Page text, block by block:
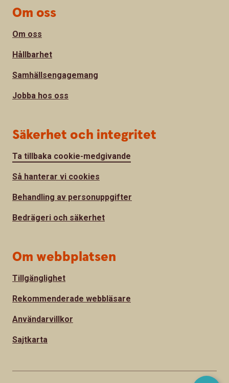
Om oss
Om oss
Hållbarhet
Samhällsengagemang
Jobba hos oss
Säkerhet och integritet
Ta tillbaka cookie-medgivande
Så hanterar vi cookies
Behandling av personuppgifter
Bedrägeri och säkerhet
Om webbplatsen
Tillgänglighet
Rekommenderade webbläsare
Användarvillkor
Sajtkarta